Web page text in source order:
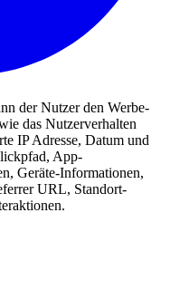
der Nutzer den Werbe-
das Nutzerverhalten
IP Adresse, Datum und
App-
Geräte-Informationen,
URL, Standort-